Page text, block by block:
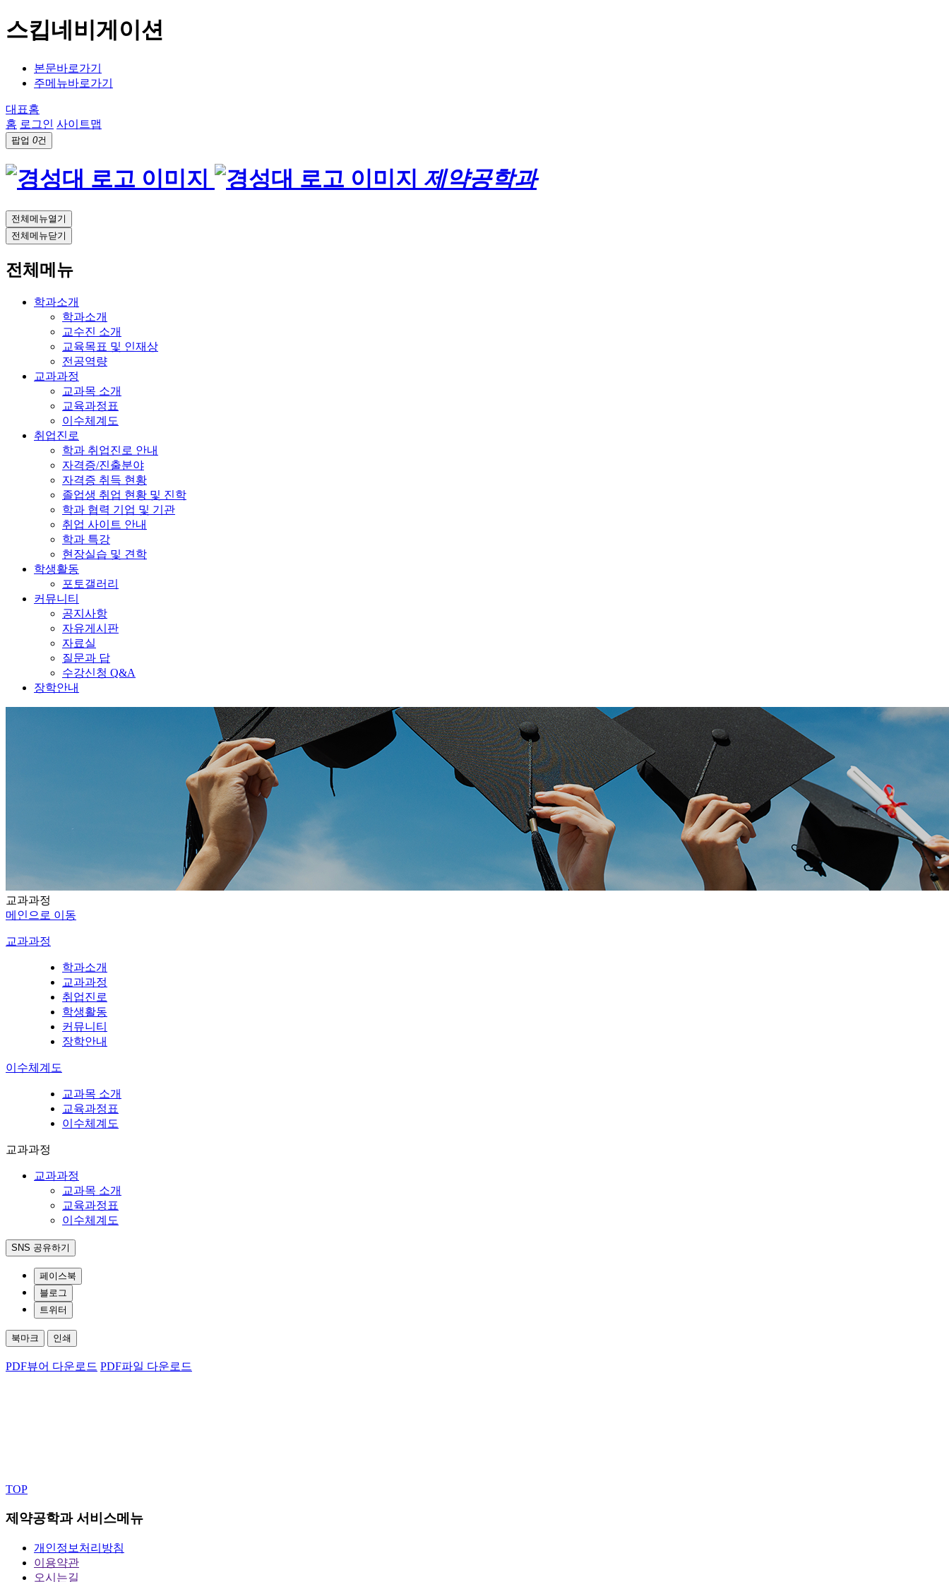
스킵네비게이션
본문바로가기
주메뉴바로가기
대표홈
홈 로그인 사이트맵
팝업 0건
제약공학과
전체메뉴열기
전체메뉴닫기
전체메뉴
학과소개
학과소개
교수진 소개
교육목표 및 인재상
전공역량
교과과정
교과목 소개
교육과정표
이수체계도
취업진로
학과 취업진로 안내
자격증/진출분야
자격증 취득 현황
졸업생 취업 현황 및 진학
학과 협력 기업 및 기관
취업 사이트 안내
학과 특강
현장실습 및 견학
학생활동
포토갤러리
커뮤니티
공지사항
자유게시판
자료실
질문과 답
수강신청 Q&A
장학안내
교과과정
메인으로 이동
교과과정
학과소개
교과과정
취업진로
학생활동
커뮤니티
장학안내
이수체계도
교과목 소개
교육과정표
이수체계도
교과과정
교과과정
교과목 소개
교육과정표
이수체계도
SNS 공유하기
페이스북
블로그
트위터
북마크 인쇄
PDF뷰어 다운로드 PDF파일 다운로드
TOP
제약공학과 서비스메뉴
개인정보처리방침
이용약관
오시는길